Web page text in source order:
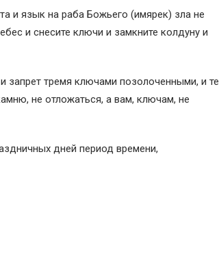
и язык на раба Божьего (имярек) зла не
и снесите ключи и замкните колдуну и
запрет тремя ключами позолоченными, и те
не отложаться, а вам, ключам, не
дней период времени,